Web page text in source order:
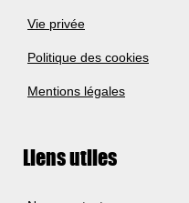
Vie privée
Politique des cookies
Mentions légales
Liens utiles